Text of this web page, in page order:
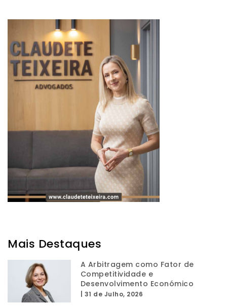
Mais Destaques
A Arbitragem como Fator de
Competitividade e
Desenvolvimento Económico
31 de Julho, 2026